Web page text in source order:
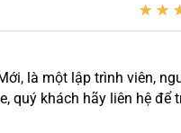
★ ★
★ ★
là một lập trình viên,
quý khách hãy liên hệ để